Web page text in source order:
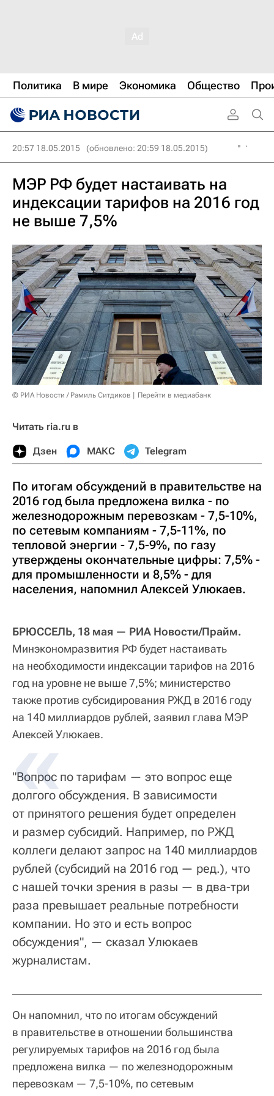
Политика В мире Экономика Общество
20:57 18.05.2015 (обновлено: 20:59 18.05.2015)
МЭР РФ будет настаивать на
индексации тарифов на 2016 год
не выше 7,5%
© РИА Новости / Рамиль Ситдиков Перейти в медиабанк
Читать ria.ru в
Дзен МАКС Telegram
По итогам обсуждений в правительстве на
2016 год была предложена вилка - по
железнодорожным перевозкам - 7,5-10%,
по сетевым компаниям - 7,5-11%, по
тепловой энергии - 7,5-9%, по газу
утверждены окончательные цифры: 7,5% -
для промышленности и 8,5% - для
населения, напомнил Алексей Улюкаев.
БРЮССЕЛЬ, 18 мая — РИА Новости/Прайм.
Минэкономразвития РФ будет настаивать
на необходимости индексации тарифов на 2016
год на уровне не выше 7,5%; министерство
также против субсидирования РЖД в 2016 году
на 140 миллиардов рублей, заявил глава МЭР
Алексей Улюкаев.
"Вопрос по тарифам — это вопрос еще
долгого обсуждения. В зависимости
от принятого решения будет определен
и размер субсидий. Например, по РЖД
коллеги делают запрос на 140 миллиардов
рублей (субсидий на 2016 год — ред.), что
с нашей точки зрения в разы — в два-три
раза превышает реальные потребности
компании. Но это и есть вопрос
обсуждения", — сказал Улюкаев
журналистам.
Он напомнил, что по итогам обсуждений
в правительстве в отношении большинства
регулируемых тарифов на 2016 год была
предложена вилка — по железнодорожным
перевозкам — 7,5-10%, по сетевым